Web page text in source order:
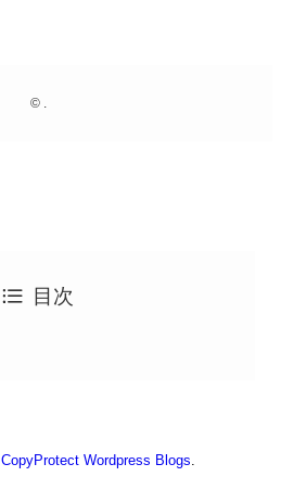
©.
目次
CopyProtect Wordpress Blogs